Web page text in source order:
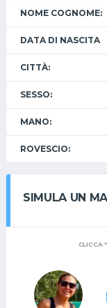
NOME COGNOME:
DATA DI NASCITA
CITTÀ:
SESSO:
MANO:
ROVESCIO:
SIMULA UN
CLICCA